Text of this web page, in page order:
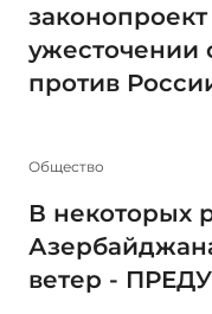
ужесточении
против
Общество
В некоторых
ветер -